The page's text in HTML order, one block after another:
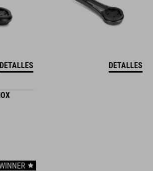
DETALLES DETALLES